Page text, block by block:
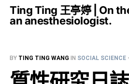
Ting Ting 王亭婷 | On
an anesthesiologist.
BY TING TING WANG IN SOCIAL SCIENCE